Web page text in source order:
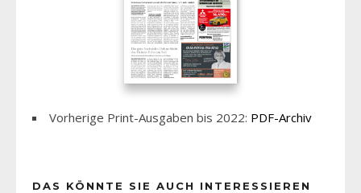
Vorherige Print-Ausgaben bis 2022: PDF-Archiv
DAS KÖNNTE SIE AUCH INTERESSIEREN